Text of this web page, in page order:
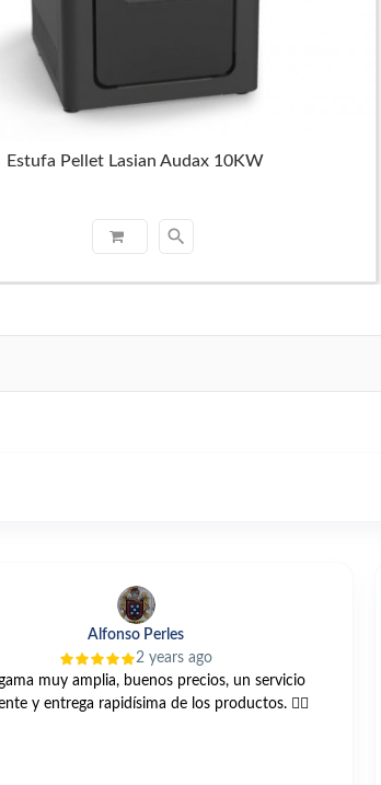
Estufa Pellet Lasian Audax 10KW
search
Lg Carri
3 years ago
está bomba GRUNDFOS UNILIFT KP 250 A1 vis
buen trato todo muy cordial y me llegó antes